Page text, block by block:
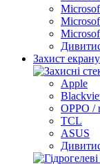
Захист екрану
Apple
OPPO /
TCL
ASUS